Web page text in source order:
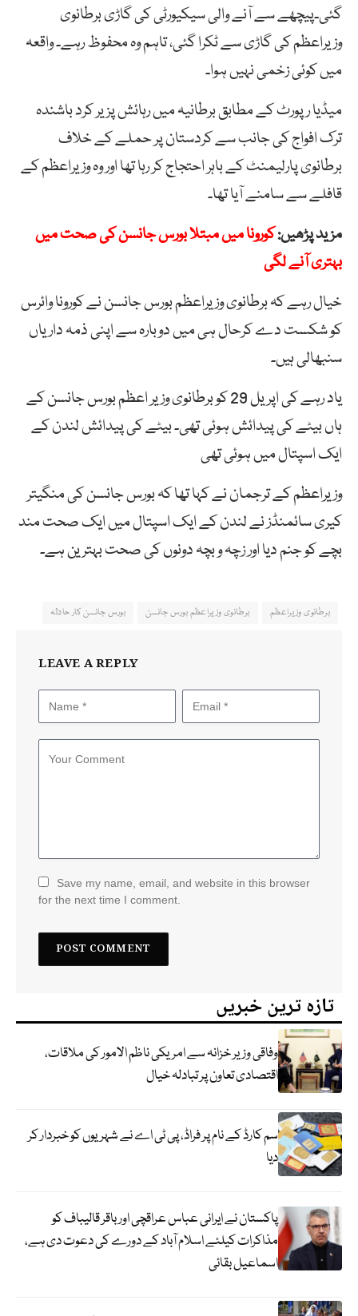
گئی۔پیچھے سے آنے والی سیکیورٹی کی گاڑی برطانوی
وزیراعظم کی گاڑی سے ٹکرا گئی، تاہم وہ محفوظ رہے۔ واقعہ
میں کوئی زخمی نہیں ہوا۔
میڈیا رپورٹ کے مطابق برطانیہ میں رہائش پزیر کرد باشندہ
ترک افواج کی جانب سے کردستان پر حملے کے خلاف
برطانوی پارلیمنٹ کے باہر احتجاج کر رہا تھا اور وہ وزیراعظم کے
قافلے سے سامنے آیا تھا۔
مزید پڑھیں:کورونا میں مبتلا بورس جانسن کی صحت میں
بہتری آنے لگی
خیال رہے کہ برطانوی وزیراعظم بورس جانسن نے کورونا وائرس
کو شکست دے کرحال ہی میں دوبارہ سے اپنی ذمہ داریاں
سنبھالی ہیں۔
یاد رہے کی اپریل 29 کو برطانوی وزیر اعظم بورس جانسن کے
ہاں بیٹے کی پیدائش ہوئی تھی۔ بیٹے کی پیدائش لندن کے
ایک اسپتال میں ہوئی تھی
وزیراعظم کے ترجمان نے کہا تھا کہ بورس جانسن کی منگیتر
کیری سائمنڈز نے لندن کے ایک اسپتال میں ایک صحت مند
بچے کو جنم دیا اور زچہ و بچہ دونوں کی صحت بہترین ہے۔
برطانوی وزیراعظم برطانوی وزیراعظم بورس جانسن بورس جانسن کار حادثہ
LEAVE A REPLY
Save my name, email, and website in this browser
for the next time I comment.
تازہ ترین خبریں
وفاقی وزیر خزانہ سے امریکی ناظم الامور کی ملاقات،
اقتصادی تعاون پر تبادلہ خیال
سم کارڈ کے نام پر فراڈ، پی ٹی اے نے شہریوں کو خبردار کر
دیا
پاکستان نے ایرانی عباس عراقچی اورباقر قالیباف کو
مذاکرات کیلئے اسلام آباد کے دورے کی دعوت دی ہے،
اسماعیل بقائی